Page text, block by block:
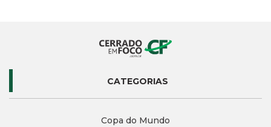
CATEGORIAS
Copa do Mundo